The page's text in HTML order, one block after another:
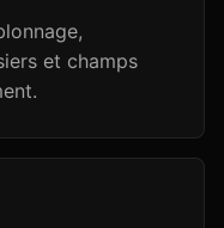
et champs